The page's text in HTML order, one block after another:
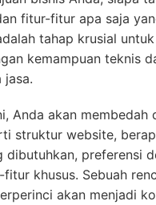
fitur-fitur apa saja
tahap krusial
kemampuan teknis
jasa.
Anda akan membedah
struktur website,
dibutuhkan, preferensi
khusus. Sebuah
akan menjadi